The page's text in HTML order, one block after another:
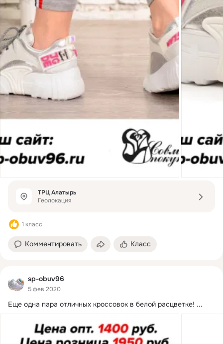
ТРЦ Алатырь
Геолокация
1 класс
Комментировать Класс
sp-obuv96
5 фев 2020
Еще одна пара отличных кроссовок в белой расцветке! ...